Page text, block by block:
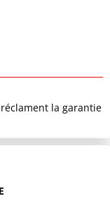
la garantie